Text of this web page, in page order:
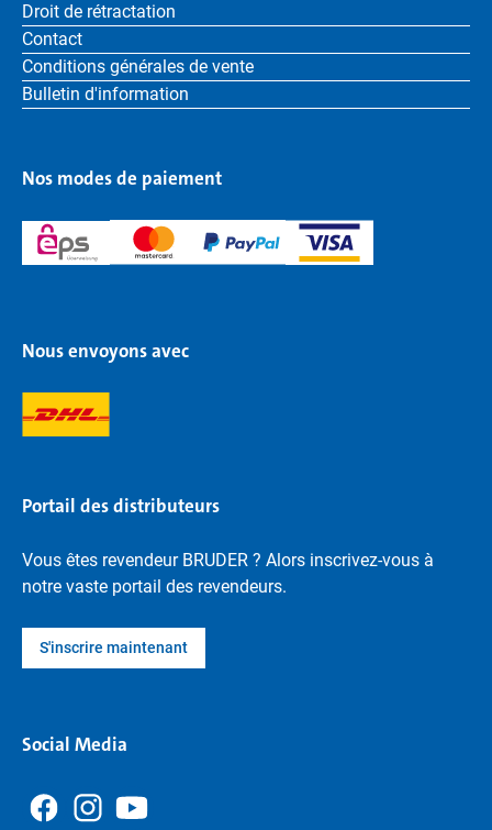
Droit de rétractation
Contact
Conditions générales de vente
Bulletin d'information
Nos modes de paiement
Nous envoyons avec
Portail des distributeurs
Vous êtes revendeur BRUDER ? Alors inscrivez-vous à
notre vaste portail des revendeurs.
S'inscrire maintenant
Social Media